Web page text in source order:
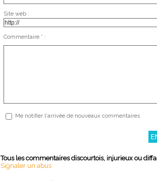
Site web :
Commentaire * :
Me notifier l'arrivée de nouveaux commentaires
Tous les commentaires discourtois, injurieux ou
Signaler un abus